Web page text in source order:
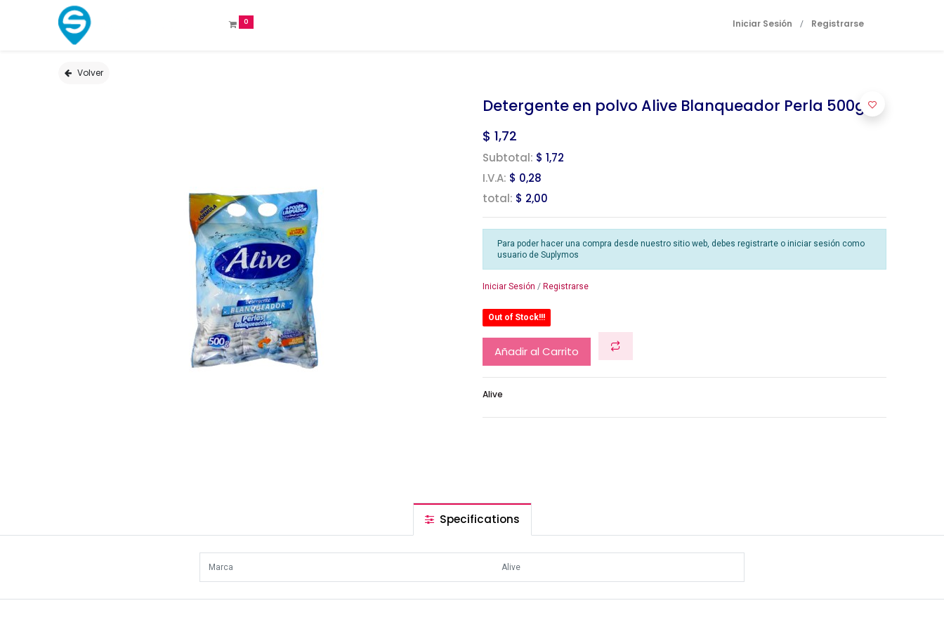
0 Iniciar Sesión / Registrarse
Volver
Detergente en polvo Alive Blanqueador Perla 500g
$ 1,72
Subtotal: $ 1,72
I.V.A: $ 0,28
total: $ 2,00
Para poder hacer una compra desde nuestro sitio web, debes registrarte o iniciar sesión como
usuario de Suplymos
Iniciar Sesión / Registrarse
Out of Stock!!!
Añadir al Carrito
Alive
Specifications
Marca Alive